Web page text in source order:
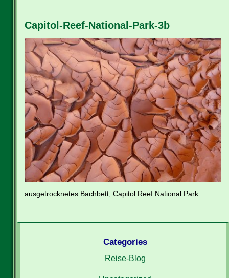
Kontakt
Reise-Blog
Capitol-Reef-National-Park-3b
ausgetrocknetes Bachbett, Capitol Reef National Park
Categories
Reise-Blog